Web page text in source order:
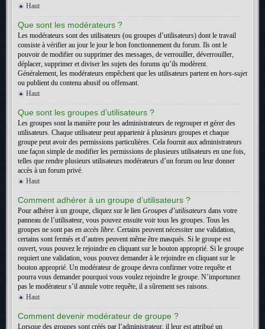
Haut
Que sont les modérateurs ?
Les modérateurs sont des utilisateurs (ou groupes d’utilisateurs) dont le travail
consiste à vérifier au jour le jour le bon fonctionnement du forum. Ils ont le
pouvoir de modifier ou supprimer des messages, de verrouiller, déverrouiller,
déplacer, supprimer et diviser les sujets des forums qu’ils modèrent.
Généralement, les modérateurs empêchent que les utilisateurs partent en hors-sujet
ou publient du contenu abusif ou offensant.
Haut
Que sont les groupes d’utilisateurs ?
Les groupes sont la manière pour les administrateurs de regrouper et gérer des
utilisateurs. Chaque utilisateur peut appartenir à plusieurs groupes et chaque
groupe peut avoir des permissions particulières. Cela fournit aux administrateurs
une façon simple de modifier les permissions de plusieurs utilisateurs en une fois,
telles que rendre plusieurs utilisateurs modérateurs d’un forum ou leur donner
accès à un forum privé.
Haut
Comment adhérer à un groupe d’utilisateurs ?
Pour adhérer à un groupe, cliquez sur le lien Groupes d’utilisateurs dans votre
panneau de l’utilisateur, vous pouvez ensuite voir tous les groupes. Tous les
groupes ne sont pas en accès libre. Certains peuvent nécessiter une validation,
certains sont fermés et d’autres peuvent même être masqués. Si le groupe est
ouvert, vous pouvez le rejoindre en cliquant sur le bouton approprié. Si le groupe
requiert une validation, vous pouvez demander à le rejoindre en cliquant sur le
bouton approprié. Un modérateur de groupe devra confirmer votre requête et
pourra vous demander pourquoi vous voulez rejoindre le groupe. N’importunez
pas le modérateur s’il annule votre requête, il a sûrement ses raisons.
Haut
Comment devenir modérateur de groupe ?
Lorsque des groupes sont créés par l’administrateur, il leur est attribué un